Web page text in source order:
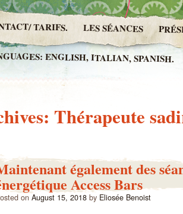
TARIFS. LES SÉANCES
ENGLISH, ITALIAN, SPANISH.
Thérapeute
également des
Access Bars
on August 15, 2018 by Eliosée Benoist